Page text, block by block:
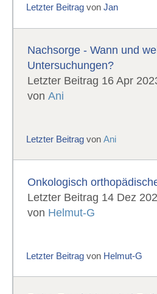
Letzter Beitrag vonJan
Nachsorge - Wann und
Untersuchungen?
Letzter Beitrag 16 Apr
vonAni
Letzter Beitrag vonAni
Onkologisch
Letzter Beitrag 14 Dez
von Helmut-G
Letzter Beitrag von Helmut-G